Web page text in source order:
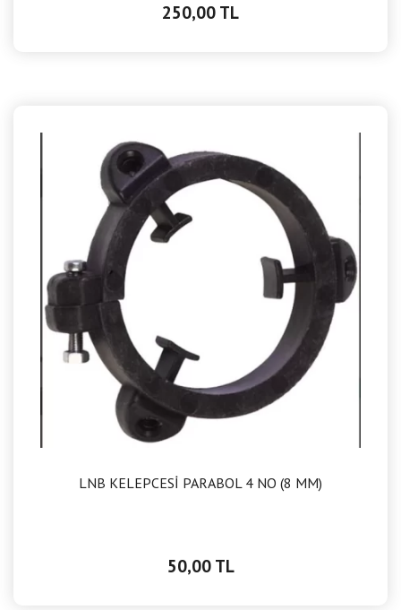
250,00 TL
LNB KELEPCESİ PARABOL 4 NO (8 MM)
50,00 TL